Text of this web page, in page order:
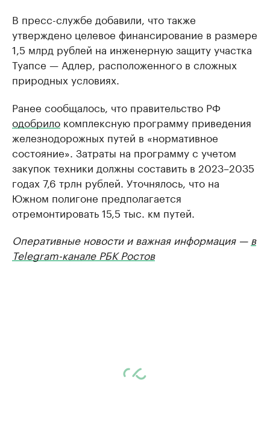
В пресс-службе добавили, что также
утверждено целевое финансирование в размере
1,5 млрд рублей на инженерную защиту участка
Туапсе — Адлер, расположенного в сложных
природных условиях.
Ранее сообщалось, что правительство РФ
одобрило комплексную программу приведения
железнодорожных путей в «нормативное
состояние». Затраты на программу с учетом
закупок техники должны составить в 2023–2035
годах 7,6 трлн рублей. Уточнялось, что на
Южном полигоне предполагается
отремонтировать 15,5 тыс. км путей.
Оперативные новости и важная информация — в
Telegram-канале РБК Ростов